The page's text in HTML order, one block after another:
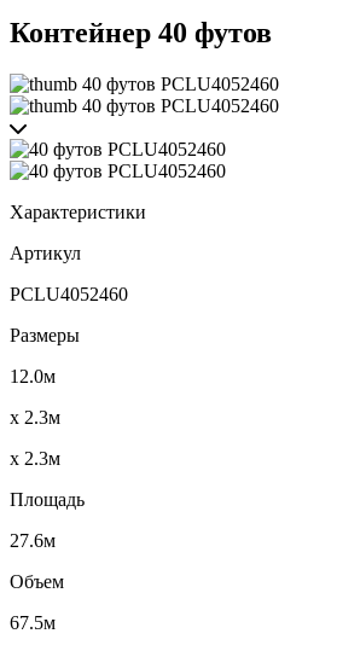
Контейнер 40 футов
Характеристики
Артикул
PCLU4052460
Размеры
12.0м
x 2.3м
x 2.3м
Площадь
27.6м
Объем
67.5м